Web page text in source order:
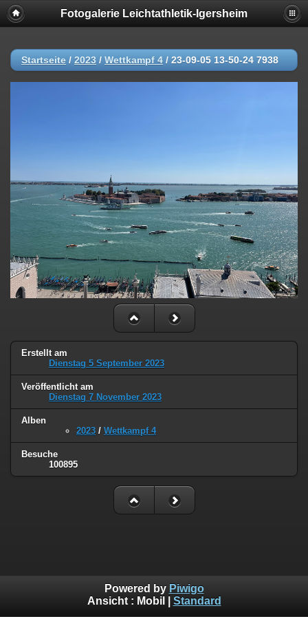
Deprecated
: session_set_save_handler(): Providing individual
callbacks instead of an object implementing SessionHandlerInterface is
/usr/local/www/web008/include/functions_session.inc.phpon line
18
Fotogalerie Leichtathletik-Igersheim
Startseite / 2023 / Wettkampf 4 / 23-09-05 13-50-24 7938
Erstellt am
Dienstag 5 September 2023
Veröffentlicht am
Dienstag 7 November 2023
Alben
2023 / Wettkampf 4
Besuche
100895
Powered by Piwigo
Ansicht : Mobil Standard